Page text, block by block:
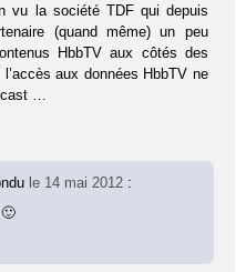
vu la société TDF qui depuis
(quand même) un peu
HbbTV aux côtés des
aux données HbbTV ne
…
le 14 mai 2012 :